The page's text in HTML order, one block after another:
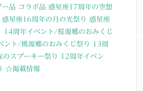
ー品 コラボ品 惑星座17周年の空想
惑星座16周年の月の光祭り
惑星座
14周年イベント/桜源郷のおみくじ
ント/桃源郷のおみくじ祭り
13周
スプーキー祭り
12周年イベン
☆掲載情報